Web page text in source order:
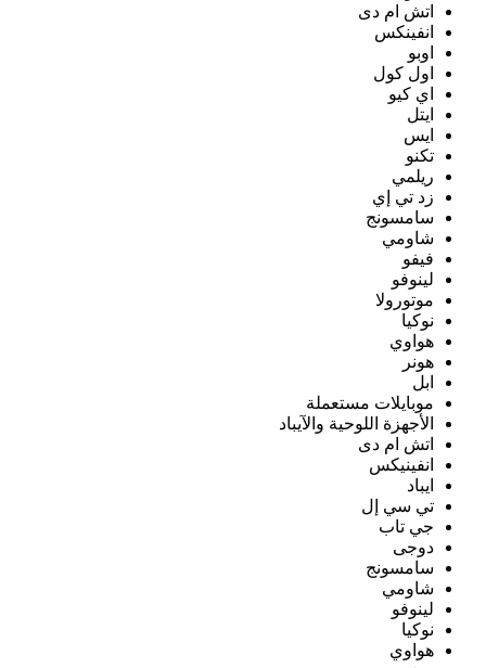
اتش ام دى
انفينكس
اوبو
اول كول
اي كيو
ايتل
ايس
تكنو
ريلمي
زد تي إي
سامسونج
شاومي
فيفو
لينوفو
موتورولا
نوكيا
هواوي
هونر
ابل
موبايلات مستعملة
الأجهزة اللوحية والآيباد
اتش ام دى
انفينيكس
ايباد
تي سي إل
جي تاب
دوجى
سامسونج
شاومي
لينوفو
نوكيا
هواوي